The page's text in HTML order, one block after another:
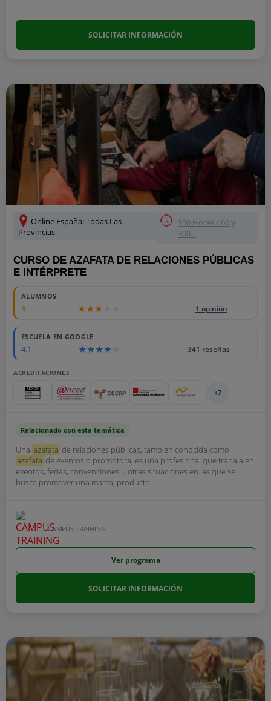
SOLICITAR INFORMACIÓN
Online España: Todas Las
Provincias
350 Horas / 60 y
300...
CURSO DE AZAFATA DE RELACIONES PÚBLICAS
E INTÉRPRETE
ALUMNOS
3 1 opinión
ESCUELA EN GOOGLE
4.1 341 reseñas
ACREDITACIONES
+7
Relacionado con esta temática
Una azafata de relaciones públicas, también conocida como
azafata de eventos o promotora, es una profesional que trabaja en
eventos, ferias, convenciones u otras situaciones en las que se
busca promover una marca, producto...
CAMPUS TRAINING
Ver programa
SOLICITAR INFORMACIÓN